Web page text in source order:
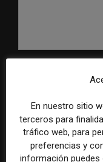
Comentario:
En nuestro sitio
terceros para
tráfico web, para
preferencias y
información puedes